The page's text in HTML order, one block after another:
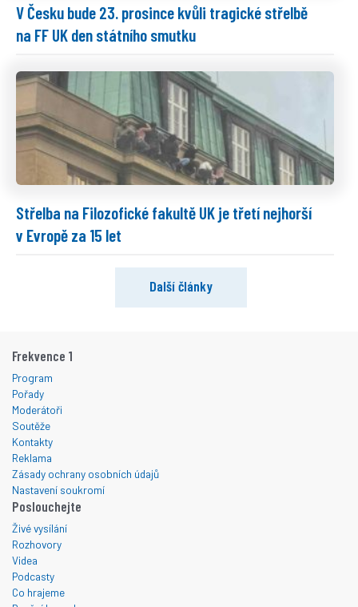
V Česku bude 23. prosince kvůli tragické střelbě
na FF UK den státního smutku
Střelba na Filozofické fakultě UK je třetí nejhorší
v Evropě za 15 let
Další články
Frekvence 1
Program
Pořady
Moderátoři
Soutěže
Kontakty
Reklama
Zásady ochrany osobních údajů
Nastavení soukromí
Poslouchejte
Živé vysílání
Rozhovory
Videa
Podcasty
Co hrajeme